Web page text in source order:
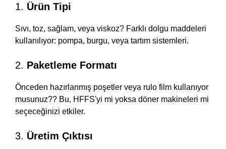
1. Ürün Tipi
Sıvı, toz, sağlam, veya viskoz? Farklı dolgu maddeleri
kullanılıyor: pompa, burgu, veya tartım sistemleri.
2. Paketleme Formatı
Önceden hazırlanmış poşetler veya rulo film kullanıyor
musunuz?? Bu, HFFS'yi mi yoksa döner makineleri mi
seçeceğinizi etkiler.
3. Üretim Çıktısı